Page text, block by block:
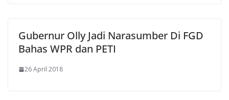
Gubernur Olly Jadi Narasumber Di FGD
Bahas WPR dan PETI
26 April 2018